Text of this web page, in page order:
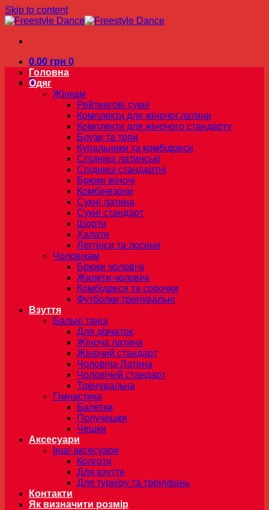
Skip to content
0.00 грн 0
0
Головна
Одяг
Жінкам
Рейтингові сукні
Комплекти для жіночої латини
Комплекти для жіночого стандарту
Блузи та топи
Купальники та комбідреси
Спідниці латинські
Спідниці стандартні
Брюки жіночі
Комбінезони
Сукні латина
Сукні стандарт
Шорти
Халати
Леггінси та лосини
Чоловікам
Брюки чоловічі
Жилети чоловічі
Комбідреси та сорочки
Футболки тренувальні
Взуття
Бальні танці
Для дівчаток
Жіноча латина
Жіночий стандарт
Чоловіча Латина
Чоловічий стандарт
Тренувальна
Гімнастика
Балетки
Получешки
Чешки
Аксесуари
Інші аксесуари
Колготи
Для взуття
Для турніру та тренувань
Контакти
Як визначити розмір